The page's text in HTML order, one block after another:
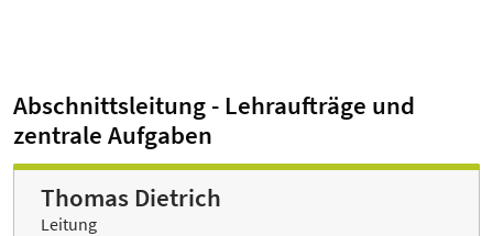
Abschnittsleitung - Lehraufträge und
zentrale Aufgaben
Thomas Dietrich
Leitung